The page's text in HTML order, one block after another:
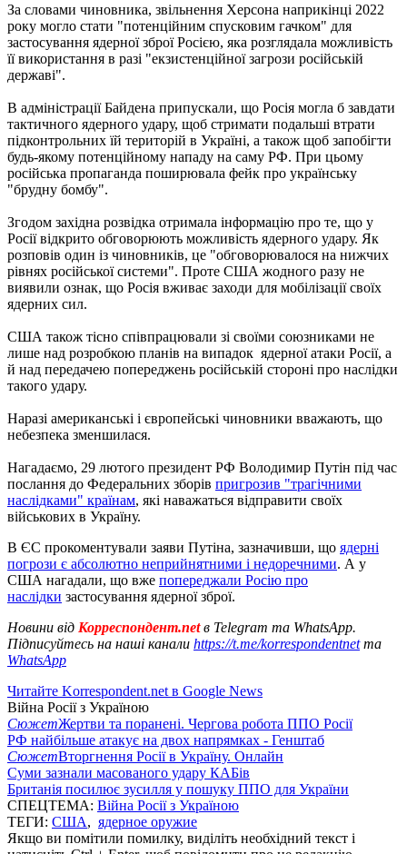
За словами чиновника, звільнення Херсона наприкінці 2022
року могло стати "потенційним спусковим гачком" для
застосування ядерної зброї Росією, яка розглядала можливість
її використання в разі "екзистенційної загрози російській
державі".
В адміністрації Байдена припускали, що Росія могла б завдати
тактичного ядерного удару, щоб стримати подальші втрати
підконтрольних їй територій в Україні, а також щоб запобігти
будь-якому потенційному нападу на саму РФ. При цьому
російська пропаганда поширювала фейк про українську
"брудну бомбу".
Згодом західна розвідка отримала інформацію про те, що у
Росії відкрито обговорюють можливість ядерного удару. Як
розповів один із чиновників, це "обговорювалося на нижчих
рівнях російської системи". Проте США жодного разу не
виявили ознак, що Росія вживає заходи для мобілізації своїх
ядерних сил.
США також тісно співпрацювали зі своїми союзниками не
лише над розробкою планів на випадок ядерної атаки Росії, а
й над передачею попереджень російській стороні про наслідки
такого удару.
Наразі американські і європейські чиновники вважають, що
небезпека зменшилася.
Нагадаємо, 29 лютого президент РФ Володимир Путін під час
послання до Федеральних зборів пригрозив "трагічними
наслідками" країнам, які наважаться відправити своїх
військових в Україну.
В ЄС прокоментували заяви Путіна, зазначивши, що ядерні
погрози є абсолютно неприйнятними і недоречними. А у
США нагадали, що вже попереджали Росію про
наслідки застосування ядерної зброї.
Новини від Корреспондент.netв Telegram та WhatsApp.
Підписуйтесь на наші канали https://t.me/korrespondentnetта
WhatsApp
Читайте Korrespondent.net в Google News
Війна Росії з Україною
СюжетЖертви та поранені. Чергова робота ППО Росії
РФ найбільше атакує на двох напрямках - Генштаб
СюжетВторгнення Росії в Україну. Онлайн
Суми зазнали масованого удару КАБів
Британія посилює зусилля у пошуку ППО для України
СПЕЦТЕМА: Війна Росії з Україною
ТЕГИ: США, ядерное оружие
Якщо ви помітили помилку, виділіть необхідний текст і